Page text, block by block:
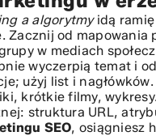
a algorytmyidą ramię
Zacznij od
w mediach
wyczerpią temat i
użyj list i nagłówków.
krótkie filmy,
struktura URL,
SEO, osiągniesz